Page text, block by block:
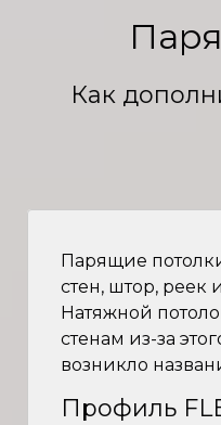
Как
Парящие
стен, штор, реек
Натяжной
стенам из-за
возникло
Профиль